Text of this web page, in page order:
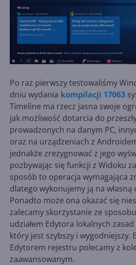
Po raz pierwszy testowaliśmy
dniu wydania kompilacji 17063
Timeline ma rzecz jasna swoje
jak możliwość dotarcia do
prowadzonych na danym PC,
oraz na urządzeniach z
jednakże zrezygnować z jego
pozbywając się funkcji z Widoku
sposób to operacja wymagająca
dlatego wykonujemy ją na
Ponadto może ona okazać się
zalecamy skorzystanie ze
udziałem Edytora lokalnych
który jest szybszy i wygodniejszy.
Edytorem rejestru polecamy z
zaawansowanym.